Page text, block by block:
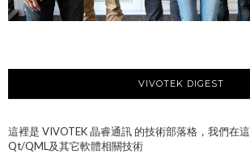
VIVOTEK DIGEST
這裡是 VIVOTEK 晶睿通訊 的技術部落格，我們在這
Qt/QML及其它軟體相關技術